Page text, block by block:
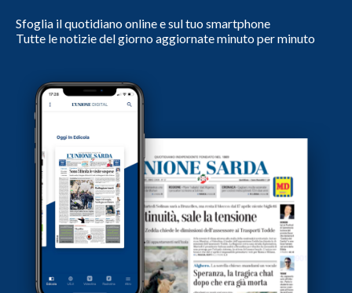
Sfoglia il quotidiano online e sul tuo smartphone
Tutte le notizie del giorno aggiornate minuto per minuto